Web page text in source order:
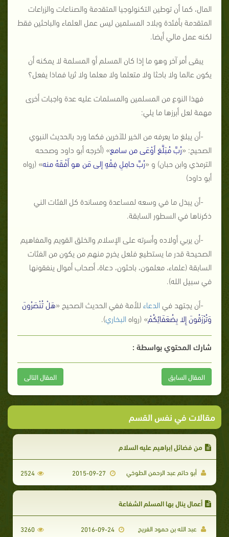
المال، كما أن توطين التكنولوجيا المتقدمة والصناعات والزراعات
المتقدمة بأفئدة وبلاد المسلمين ليس عمل العلماء والباحثين فقط
لكنه عمل مالي أيضا.
يبقى أمر آخر وهو ما إذا كان المسلم أو المسلمة لا يمكنه أن
يكون عالما ولا باحثا ولا متعلما ولا معلما ولا ثريا فماذا يفعل؟
فهذا النوع من المسلمين والمسلمات عليه عدة واجبات أخرى
مهمة لعل أبرزها ما يلي:
-أن يبلغ ما يعرفه من الخير للآخرين فكما ورد بالحديث النبوي
الصحيح: «رُبَّ مُبَلَّغ أوْعَى من سامع» (أخرجه أبو داود وصححه
الترمذي وابن حبان) و «رُبَّ حامِلِ فِقْهٍ إلى مَن هو أَفْقَهُ منه» (رواه
أبو داود)
-أن يبذل ما في وسعه لمساعدة ومساندة كل الفئات الني
ذكرناها في السطور السابقة.
-أن يربي أولاده وأسرته على الإسلام والخلق القويم والمفاهيم
الصحيحة قدر ما يستطيع فلعل يخرج منهم من يكون من الفئات
السابقة (علماء، معلمون، باحثون، دعاة، أصحاب أموال ينفقونها
في سبيل الله).
-أن يجتهد في الدعاء للأمة ففي الحديث الصحيح «هَلْ تُنْصَرُونَ
وَتُرْزَقُونَ إِلا بِضُعَفَائِكُمْ» (رواه البخاري).
شارك المحتوي بواسطة :
المقال السابق المقال التالى
مقالات في نفس القسم
من ‏فضائل إبراهيم عليه السلام‬
أبو حاتم عبد الرحمن الطوخي 2524
أعمال ينال بها المسلم الشفاعة
عبد الله بن حمود الفريح 2016-09-24
3260